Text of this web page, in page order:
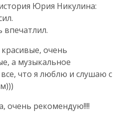
Юрия Никулина:
впечатлил.
очень
а музыкальное
что я люблю и слушаю с
очень рекомендую!!!!